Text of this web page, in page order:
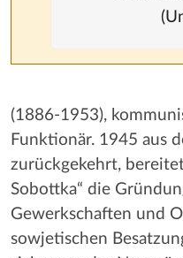
(1886-1953),
Funktionär. 1945 aus
zurückgekehrt,
Sobottka“ die
Gewerkschaften und
sowjetischen